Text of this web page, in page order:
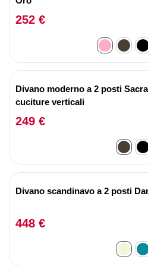
252 €
Divano moderno a 2 posti
cuciture verticali
249 €
Divano scandinavo a 2 posti
448 €